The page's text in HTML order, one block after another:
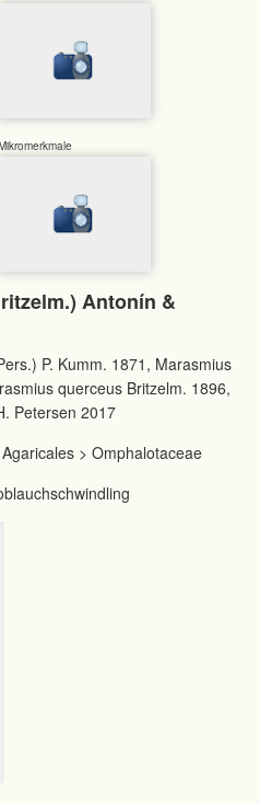
Antonín &
P. Kumm. 1871, Marasmius
querceus Britzelm. 1896,
Petersen 2017
> Omphalotaceae